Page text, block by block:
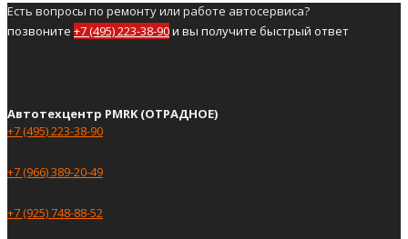
Есть вопросы по ремонту или работе автосервиса?
позвоните +7 (495) 223-38-90и вы получите быстрый ответ
Автотехцентр PMRK (ОТРАДНОЕ)
+7 (495) 223-38-90
+7 (966) 389-20-49
+7 (925) 748-88-52